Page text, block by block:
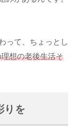
って、ちょっとし
想の老後生活そ
りを